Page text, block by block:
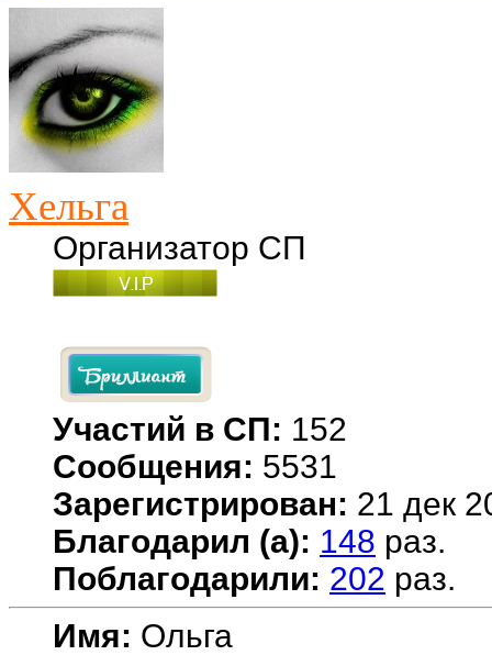
Хельга
Организатор СП
Участий в СП: 152
Сообщения: 5531
Зарегистрирован: 21 дек
Благодарил (а): 148 раз.
Поблагодарили: 202 раз.
Имя: Ольга